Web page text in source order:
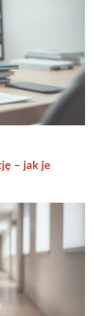
– jak je